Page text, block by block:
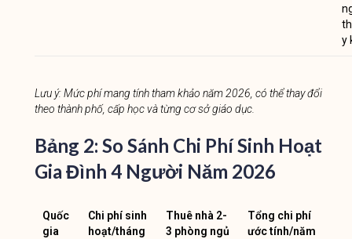
y
Lưu ý: Mức phí mang tính tham khảo năm 2026, có thể thay đổi
theo thành phố, cấp học và từng cơ sở giáo dục.
Bảng 2: So Sánh Chi Phí Sinh Hoạt
Gia Đình 4 Người Năm 2026
Quốc
gia
Chi phí sinh
hoạt/tháng
Thuê nhà 2-
3 phòng ngủ
Tổng chi phí
ước tính/năm